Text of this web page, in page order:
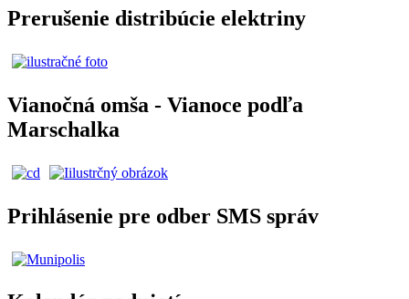
Prerušenie distribúcie elektriny
Vianočná omša - Vianoce podľa
Marschalka
Prihlásenie pre odber SMS správ